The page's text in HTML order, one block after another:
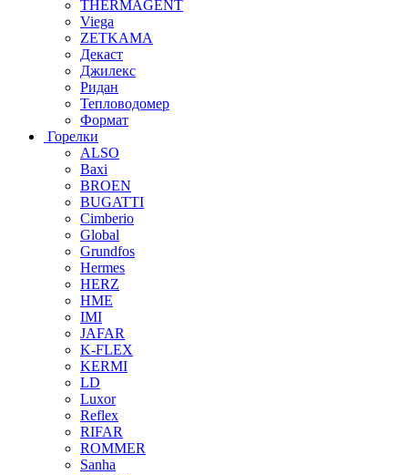
THERMAGENT
Viega
ZETKAMA
Декаст
Джилекс
Ридан
Тепловодомер
Формат
Горелки
ALSO
Baxi
BROEN
BUGATTI
Cimberio
Global
Grundfos
Hermes
HERZ
HME
IMI
JAFAR
K-FLEX
KERMI
LD
Luxor
Reflex
RIFAR
ROMMER
Sanha